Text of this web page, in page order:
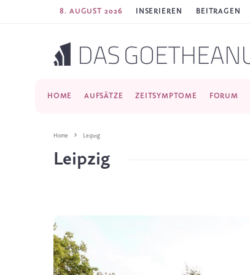
8. AUGUST 2026 INSERIEREN BEITRAGEN
HOME AUFSÄTZE ZEITSYMPTOME FORUM
Home Leipzig
Leipzig